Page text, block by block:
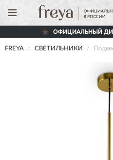
ОФИЦИАЛЬНЫЙ
FREYA СВЕТИЛЬНИКИ